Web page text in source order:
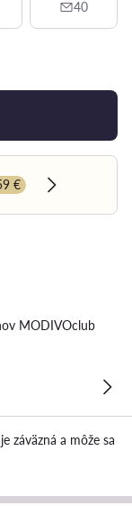
40
€
Dowiedz się
MODIVOclub
záväzná a môže sa